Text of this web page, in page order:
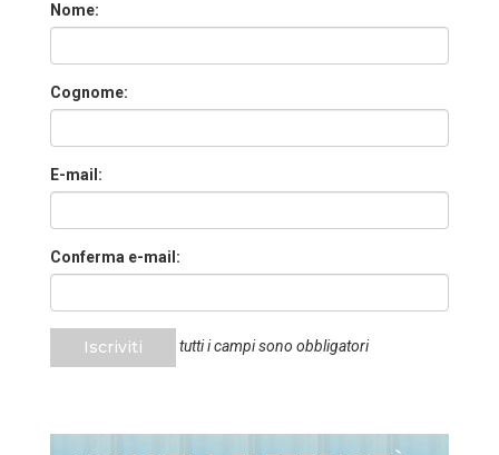
Nome:
Cognome:
E-mail:
Conferma e-mail:
Iscriviti tutti i campi sono obbligatori